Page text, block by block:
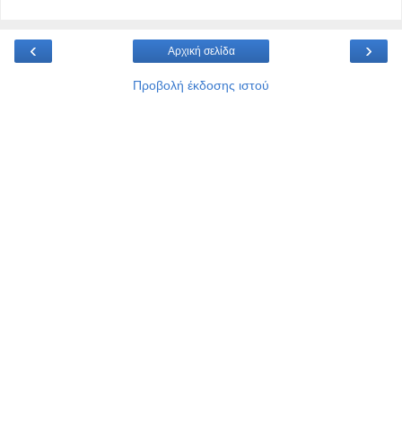
‹ ›
Αρχική σελίδα
Προβολή έκδοσης ιστού